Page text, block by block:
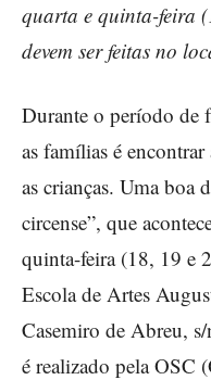
quarta e quinta-feira
devem ser feitas no
Durante o período de
as famílias é
as crianças. Uma boa
circense”, que
quinta-feira (18, 19 e
Escola de Artes
Casemiro de Abreu,
é realizado pela OSC